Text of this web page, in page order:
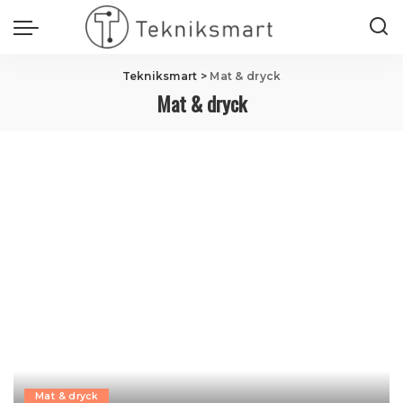
Tekniksmart > Mat & dryck
Mat & dryck
Mat & dryck